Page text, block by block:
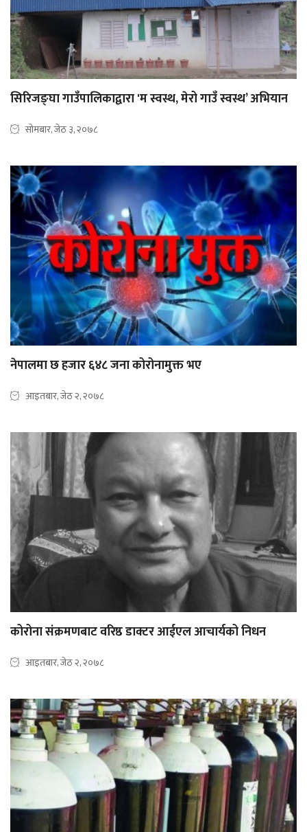
सिरिजङ्घा गाउँपालिकाद्वारा 'म स्वस्थ, मेरो गाउँ स्वस्थ’ अभियान
सोमबार, जेठ ३, २०७८
नेपालमा छ हजार ६४८ जना कोरोनामुक्त भए
आइतबार, जेठ २, २०७८
कोरोना संक्रमणबाट वरिष्ठ डाक्टर आईएल आचार्यको निधन
आइतबार, जेठ २, २०७८